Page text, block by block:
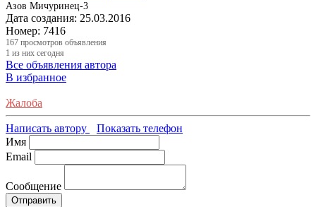
Азов Мичуринец-3
Дата создания: 25.03.2016
Номер: 7416
167 просмотров объявления
1 из них сегодня
Все объявления автора
В избранное
Жалоба
Написать автору
Показать телефон
Имя
Email
Сообщение
Отправить